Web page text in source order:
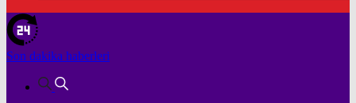
Son dakika haberleri